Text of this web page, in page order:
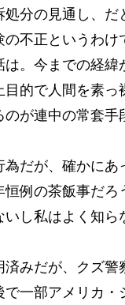
分の見通し、
不正というわけ
。今までの経緯
的で人間を素
が連中の常套
だが、確かにあ
例の茶飯事だろ
し私はよく知ら
みだが、クズ警
一部アメリカ